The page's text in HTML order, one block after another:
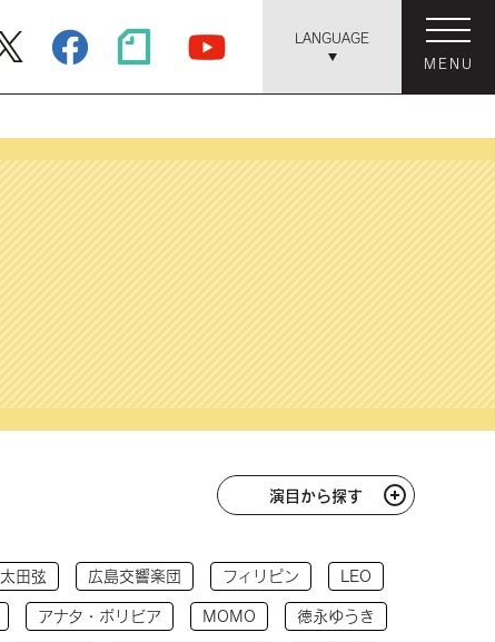
LANGUAGE
MENU
演目から探す
太田弦 広島交響楽団 フィリピン LEO
アナタ・ボリビア MOMO 徳永ゆうき